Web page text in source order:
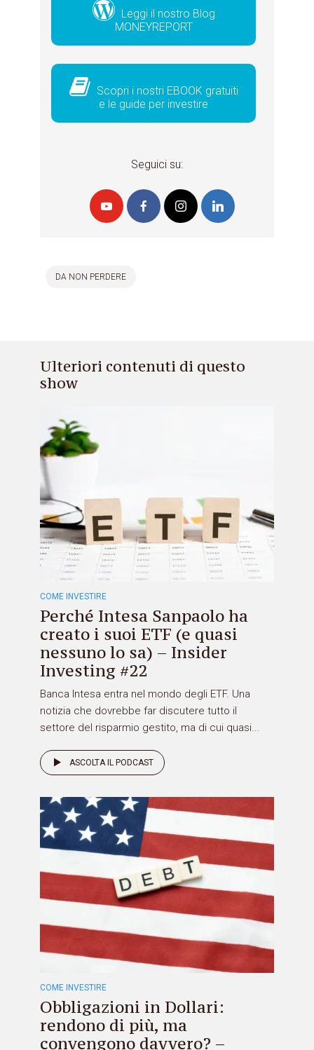
Leggi il nostro Blog
MONEYREPORT
Scopri i nostri EBOOK gratuiti
e le guide per investire
Seguici su:
DA NON PERDERE
Ulteriori contenuti di questo
show
COME INVESTIRE
Perché Intesa Sanpaolo ha
creato i suoi ETF (e quasi
nessuno lo sa) – Insider
Investing #22
Banca Intesa entra nel mondo degli ETF. Una
notizia che dovrebbe far discutere tutto il
settore del risparmio gestito, ma di cui quasi...
ASCOLTA IL PODCAST
COME INVESTIRE
Obbligazioni in Dollari:
rendono di più, ma
convengono davvero? –